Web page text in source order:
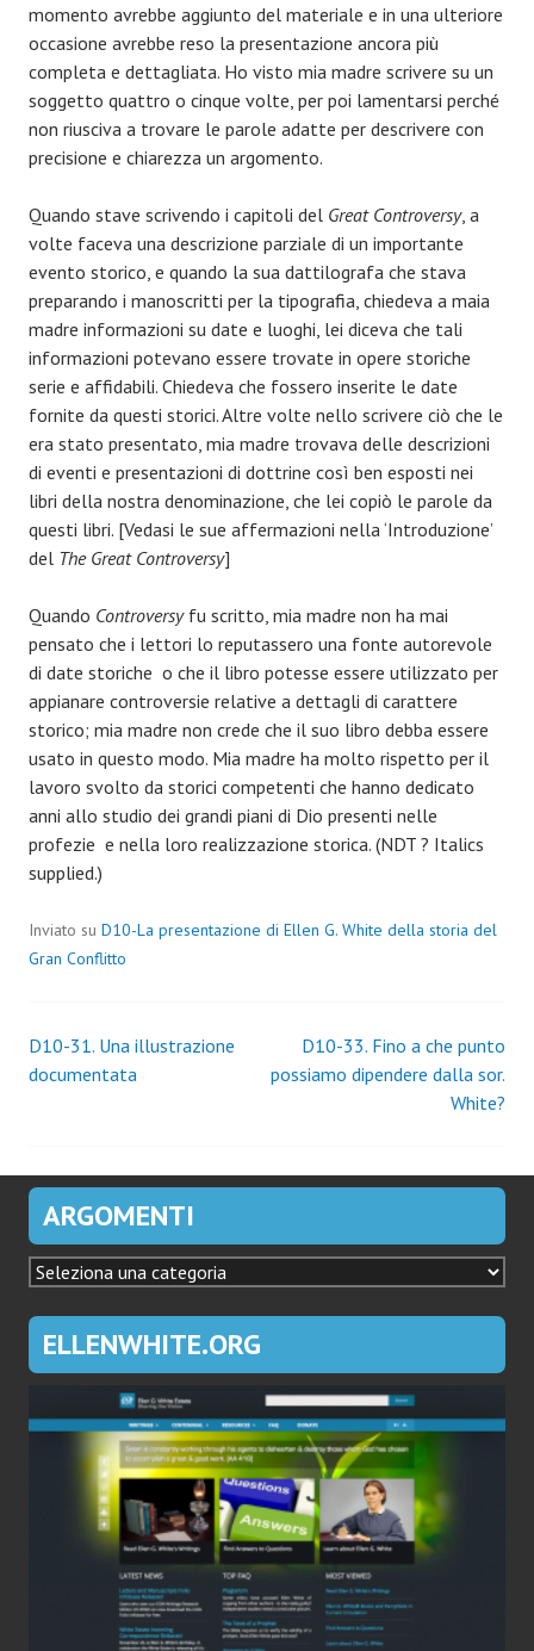
momento avrebbe aggiunto del materiale e in una ulteriore
occasione avrebbe reso la presentazione ancora più
completa e dettagliata. Ho visto mia madre scrivere su un
soggetto quattro o cinque volte, per poi lamentarsi perché
non riusciva a trovare le parole adatte per descrivere con
precisione e chiarezza un argomento.
Quando stave scrivendo i capitoli del Great Controversy, a
volte faceva una descrizione parziale di un importante
evento storico, e quando la sua dattilografa che stava
preparando i manoscritti per la tipografia, chiedeva a maia
madre informazioni su date e luoghi, lei diceva che tali
informazioni potevano essere trovate in opere storiche
serie e affidabili. Chiedeva che fossero inserite le date
fornite da questi storici. Altre volte nello scrivere ciò che le
era stato presentato, mia madre trovava delle descrizioni
di eventi e presentazioni di dottrine così ben esposti nei
libri della nostra denominazione, che lei copiò le parole da
questi libri. [Vedasi le sue affermazioni nella ‘Introduzione’
del The Great Controversy]
Quando Controversyfu scritto, mia madre non ha mai
pensato che i lettori lo reputassero una fonte autorevole
di date storiche o che il libro potesse essere utilizzato per
appianare controversie relative a dettagli di carattere
storico; mia madre non crede che il suo libro debba essere
usato in questo modo. Mia madre ha molto rispetto per il
lavoro svolto da storici competenti che hanno dedicato
anni allo studio dei grandi piani di Dio presenti nelle
profezie e nella loro realizzazione storica. (NDT ? Italics
supplied.)
Inviato su D10-La presentazione di Ellen G. White della storia del
Gran Conflitto
Navigazione
articoli
D10-31. Una illustrazione
documentata
D10-33. Fino a che punto
possiamo dipendere dalla sor.
White?
ARGOMENTI
ARGOMENTI
ELLENWHITE.ORG